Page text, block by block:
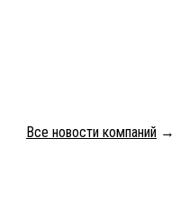
Все новости компаний →